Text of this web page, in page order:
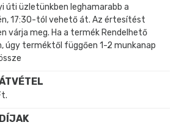
úti üzletünkben leghamarabb a
17:30-tól vehető át. Az értesítést
várja meg. Ha a termék Rendelhető
úgy terméktől függően 1-2 munkanap